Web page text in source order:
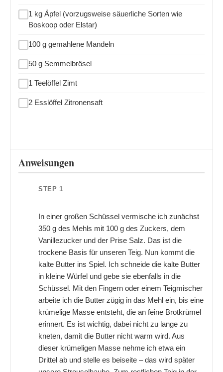
1 kg Äpfel (vorzugsweise säuerliche Sorten wie
Boskoop oder Elstar)
100 g gemahlene Mandeln
50 g Semmelbrösel
1 Teelöffel Zimt
2 Esslöffel Zitronensaft
Anweisungen
STEP 1
In einer großen Schüssel vermische ich zunächst
350 g des Mehls mit 100 g des Zuckers, dem
Vanillezucker und der Prise Salz. Das ist die
trockene Basis für unseren Teig. Nun kommt die
kalte Butter ins Spiel. Ich schneide die kalte Butter
in kleine Würfel und gebe sie ebenfalls in die
Schüssel. Mit den Fingern oder einem Teigmischer
arbeite ich die Butter zügig in das Mehl ein, bis eine
krümelige Masse entsteht, die an feine Brotkrümel
erinnert. Es ist wichtig, dabei nicht zu lange zu
kneten, damit die Butter nicht warm wird. Aus
dieser krümeligen Masse nehme ich etwa ein
Drittel ab und stelle es beiseite – das wird später